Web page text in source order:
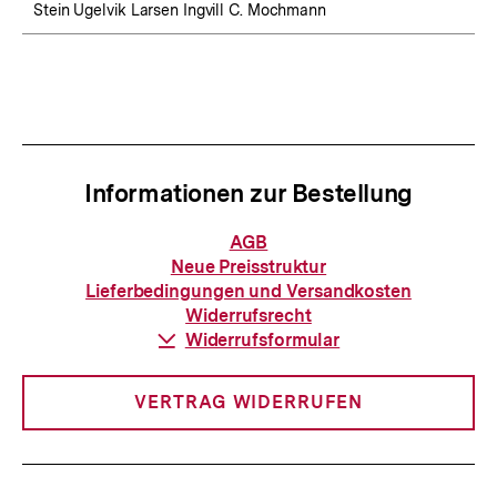
Stein Ugelvik Larsen Ingvill C. Mochmann
Informationen zur Bestellung
Informationen
zur
Bestellung
AGB
Neue Preisstruktur
Lieferbedingungen und Versandkosten
Widerrufsrecht
Download-
Widerrufsformular
VERTRAG WIDERRUFEN